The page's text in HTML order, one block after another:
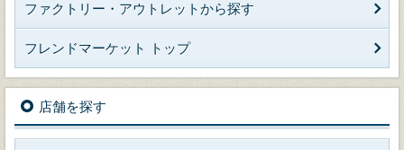
ファクトリー・アウトレットから探す
フレンドマーケット トップ
店舗を探す